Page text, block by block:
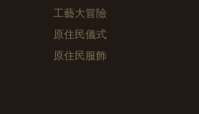
工藝大冒險
原住民儀式
原住民服飾